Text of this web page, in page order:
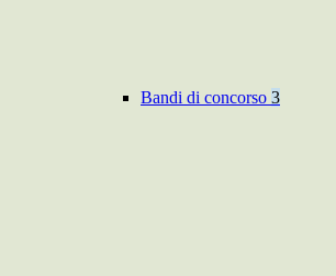
Bandi di concorso 3